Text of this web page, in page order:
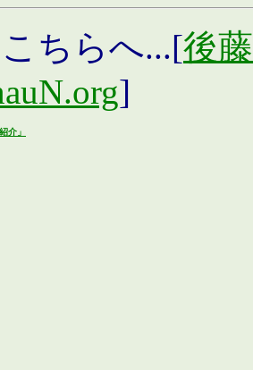
ちらへ...[後
]
介」